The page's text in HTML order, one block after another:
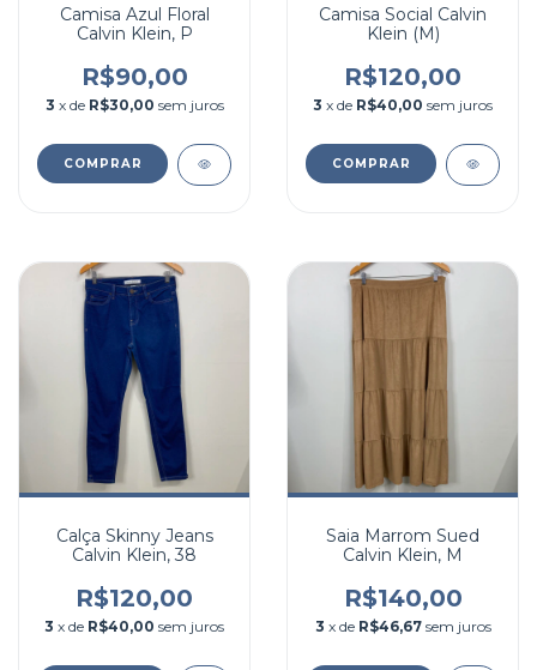
Camisa Azul Floral
Calvin Klein, P
R$90,00
3 x de R$30,00 sem juros
COMPRAR
Camisa Social Calvin
Klein (M)
R$120,00
3 x de R$40,00 sem juros
COMPRAR
Calça Skinny Jeans
Calvin Klein, 38
R$120,00
3 x de R$40,00 sem juros
Saia Marrom Sued
Calvin Klein, M
R$140,00
3 x de R$46,67 sem juros